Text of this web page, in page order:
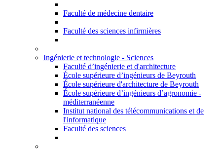
Faculté de médecine dentaire
Faculté des sciences infirmières
Ingénierie et technologie - Sciences
Faculté d’ingénierie et d'architecture
École supérieure d’ingénieurs de Beyrouth
École supérieure d'architecture de Beyrouth
École supérieure d’ingénieurs d’agronomie -
méditerranéenne
Institut national des télécommunications et de
l'informatique
Faculté des sciences